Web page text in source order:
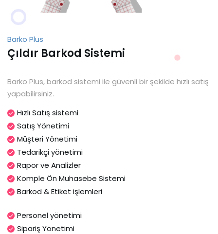
Barko Plus
Çıldır Barkod Sistemi
Barko Plus, barkod sistemi ile güvenli bir şekilde hızlı satış
yapabilirsiniz.
Hızlı Satış sistemi
Satış Yönetimi
Müşteri Yönetimi
Tedarikçi yönetimi
Rapor ve Analizler
Komple Ön Muhasebe Sistemi
Barkod & Etiket işlemleri
Personel yönetimi
Sipariş Yönetimi